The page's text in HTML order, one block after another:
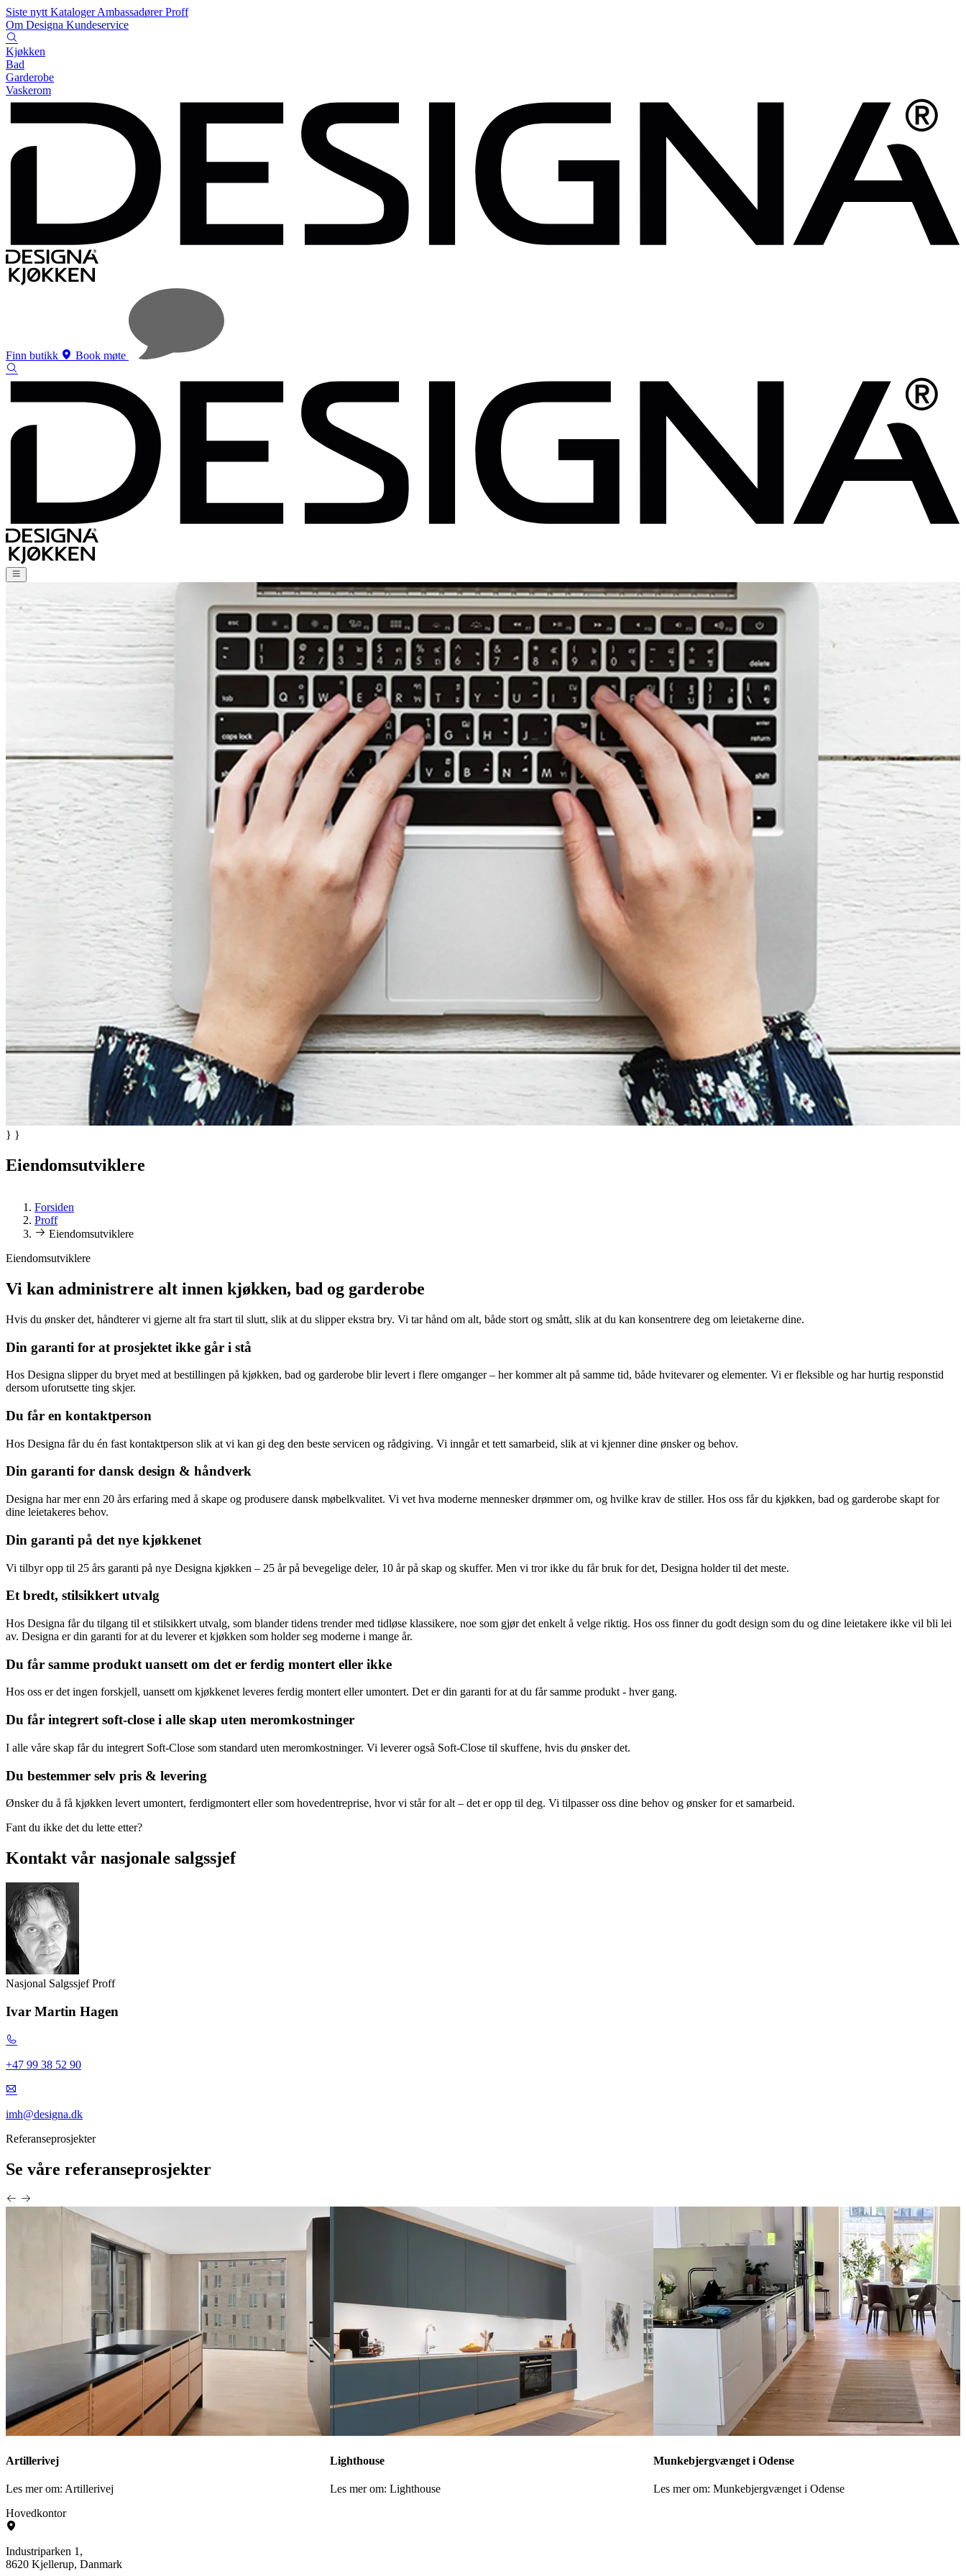
Siste nytt KatalogerAmbassadørerProff
Om Designa Kundeservice
Kjøkken
Bad
Garderobe
Vaskerom
Finn butikk Book møte
} }
Eiendomsutviklere
Forsiden
Proff
Eiendomsutviklere
Eiendomsutviklere
Vi kan administrere alt innen kjøkken, bad og garderobe
Hvis du ønsker det, håndterer vi gjerne alt fra start til slutt, slik at du slipper ekstra bry. Vi tar hånd om alt, både stort og smått, slik at du kan konsentrere deg om leietakerne dine.
Din garanti for at prosjektet ikke går i stå
Hos Designa slipper du bryet med at bestillingen på kjøkken, bad og garderobe blir levert i flere omganger – her kommer alt på samme tid, både hvitevarer og elementer. Vi er fleksible og har hurtig responstid
dersom uforutsette ting skjer.
Du får en kontaktperson
Hos Designa får du én fast kontaktperson slik at vi kan gi deg den beste servicen og rådgiving. Vi inngår et tett samarbeid, slik at vi kjenner dine ønsker og behov.
Din garanti for dansk design & håndverk
Designa har mer enn 20 års erfaring med å skape og produsere dansk møbelkvalitet. Vi vet hva moderne mennesker drømmer om, og hvilke krav de stiller. Hos oss får du kjøkken, bad og garderobe skapt for
dine leietakeres behov.
Din garanti på det nye kjøkkenet
Vi tilbyr opp til 25 års garanti på nye Designa kjøkken – 25 år på bevegelige deler, 10 år på skap og skuffer. Men vi tror ikke du får bruk for det, Designa holder til det meste.
Et bredt, stilsikkert utvalg
Hos Designa får du tilgang til et stilsikkert utvalg, som blander tidens trender med tidløse klassikere, noe som gjør det enkelt å velge riktig. Hos oss finner du godt design som du og dine leietakere ikke vil bli lei
av. Designa er din garanti for at du leverer et kjøkken som holder seg moderne i mange år.
Du får samme produkt uansett om det er ferdig montert eller ikke
Hos oss er det ingen forskjell, uansett om kjøkkenet leveres ferdig montert eller umontert. Det er din garanti for at du får samme produkt - hver gang.
Du får integrert soft-close i alle skap uten meromkostninger
I alle våre skap får du integrert Soft-Close som standard uten meromkostninger. Vi leverer også Soft-Close til skuffene, hvis du ønsker det.
Du bestemmer selv pris & levering
Ønsker du å få kjøkken levert umontert, ferdigmontert eller som hovedentreprise, hvor vi står for alt – det er opp til deg. Vi tilpasser oss dine behov og ønsker for et samarbeid.
Fant du ikke det du lette etter?
Kontakt vår nasjonale salgssjef
Nasjonal Salgssjef Proff
Ivar Martin Hagen
+47 99 38 52 90
imh@designa.dk
Referanseprosjekter
Se våre referanseprosjekter
Artillerivej
Les mer om: Artillerivej
Lighthouse
Les mer om: Lighthouse
Munkebjergvænget i Odense
Les mer om: Munkebjergvænget i Odense
Hovedkontor
Industriparken 1,
8620 Kjellerup, Danmark